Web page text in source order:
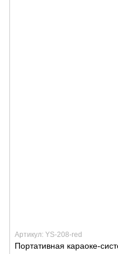
Артикул: YS-208-red
Портативная караоке-